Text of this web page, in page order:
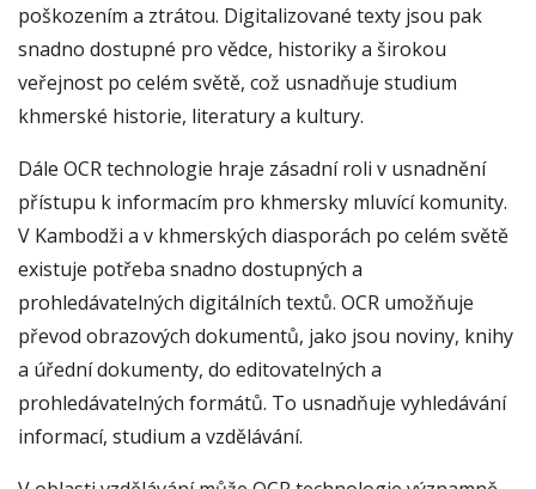
poškozením a ztrátou. Digitalizované texty jsou pak
snadno dostupné pro vědce, historiky a širokou
veřejnost po celém světě, což usnadňuje studium
khmerské historie, literatury a kultury.
Dále OCR technologie hraje zásadní roli v usnadnění
přístupu k informacím pro khmersky mluvící komunity.
V Kambodži a v khmerských diasporách po celém světě
existuje potřeba snadno dostupných a
prohledávatelných digitálních textů. OCR umožňuje
převod obrazových dokumentů, jako jsou noviny, knihy
a úřední dokumenty, do editovatelných a
prohledávatelných formátů. To usnadňuje vyhledávání
informací, studium a vzdělávání.